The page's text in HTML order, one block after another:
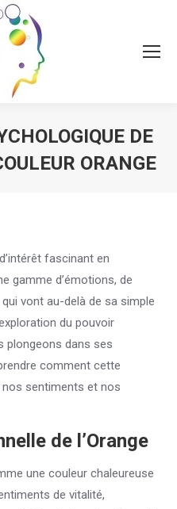
DE
ORANGE
fascinant en
gamme d’émotions, de
vont au-delà de sa simple
du pouvoir
plongeons dans ses
comment cette
sentiments et nos
de l’Orange
une couleur chaleureuse
de vitalité,